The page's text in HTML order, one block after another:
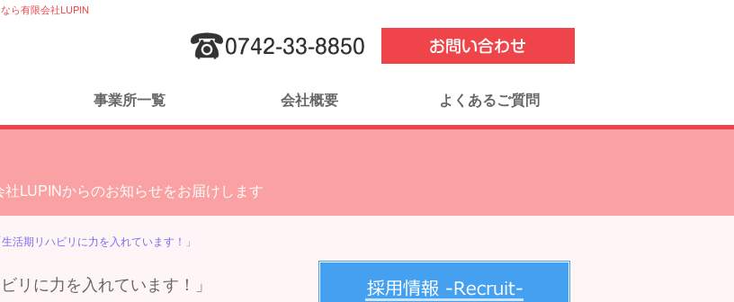
ら有限会社LUPIN
事業所一覧 会社概要 よくあるご質問
LUPINからのお知らせをお届けします
期リハビリに力を入れています！」
に力を入れています！」